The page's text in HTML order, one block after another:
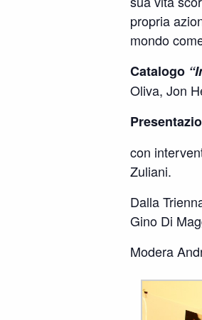
propria
mondo
Catalogo
Oliva, Jon
con
Zuliani.
Dalla
Gino Di
Modera